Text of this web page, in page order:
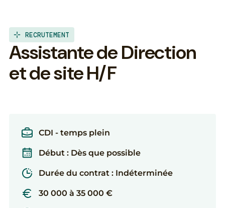
RECRUTEMENT
Assistante de Direction
et de site H/F
CDI - temps plein
Début : Dès que possible
Durée du contrat : Indéterminée
30 000 à 35 000 €